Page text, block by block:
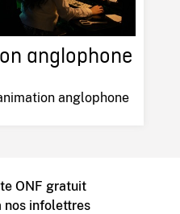
anglophone
anglophone
ONF gratuit
nos infolettres